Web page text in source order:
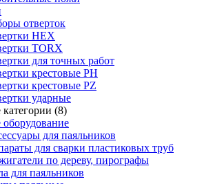
отверток
HEX
TORX
для точных работ
крестовые PH
крестовые PZ
ударные
категории (8)
для паяльников
для сварки пластиковых труб
по дереву, пирографы
для паяльников